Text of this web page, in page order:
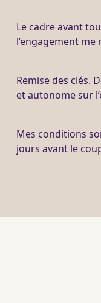
Le cadre avant
l’engagement
Remise des clés.
et autonome sur
Mes conditions
jours avant le